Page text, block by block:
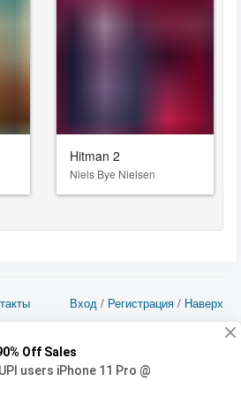
Hitman 2
Niels Bye Nielsen
Вход / Регистрация / Наверх
только в том в случае, если
ознакомительными целями - для прочих целей
запись.